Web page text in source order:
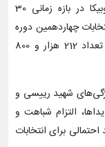
در بررسی محتوای منتشر شده در پیام‌رسان روبیکا در بازه زمانی 30
18 خردادماه 1403 درباره انتخابات چهاردهمین دوره
ریاست جمهوری پس از درگذشت شهید رییسی تعداد 212 هزار و 800
شهید رییسی و
التزام شباهت و
برای انتخابات